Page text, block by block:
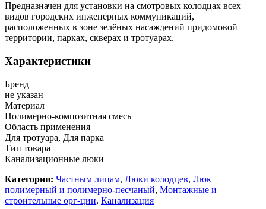
Предназначен для установки на смотровых колодцах всех
видов городских инженерных коммуникаций,
расположенных в зоне зелёных насаждений придомовой
территории, парках, скверах и тротуарах.
Характеристики
Бренд
не указан
Материал
Полимерно-композитная смесь
Область применения
Для тротуара, Для парка
Тип товара
Канализационные люки
Категории: Частным лицам, Люки колодцев, Люк
полимерный и полимерно-песчаный, Монтажные и
строительные орг-ции, Канализация